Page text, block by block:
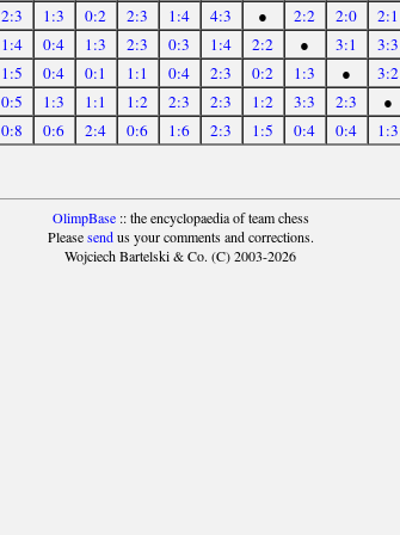
2:3 1:3 0:2 2:3 1:4 4:3 ● 2:2 2:0 2:1
1:4 0:4 1:3 2:3 0:3 1:4 2:2 ● 3:1 3:3
1:5 0:4 0:1 1:1 0:4 2:3 0:2 1:3 ● 3:2
0:5 1:3 1:1 1:2 2:3 2:3 1:2 3:3 2:3 ●
0:8 0:6 2:4 0:6 1:6 2:3 1:5 0:4 0:4 1:3
OlimpBase:: the encyclopaedia of team chess
Pleasesendus your comments and corrections.
Wojciech Bartelski & Co. (C) 2003-2026